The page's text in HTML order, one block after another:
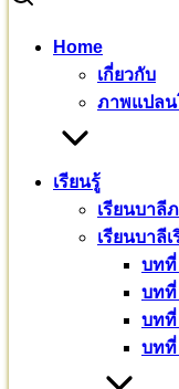
Home
เกี่ยวกับ
ภาพแปลน
เรียนรู้
เรียนบาลี
เรียนบาลี
บทที่
บทที่
บทที่
บทที่
Search
ขออนุโมทนาบุญ คุณ
ขออนุโมทนา
26 มกราคม 2567
ชื่อว่า “ให้ทุกอย่าง”
พระสงฆ์สามเณร ๑๙